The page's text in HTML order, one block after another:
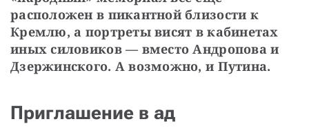
расположен в пикантной близости к
Кремлю, а портреты висят в кабинетах
иных силовиков — вместо Андропова и
Дзержинского. А возможно, и Путина.
Приглашение в ад